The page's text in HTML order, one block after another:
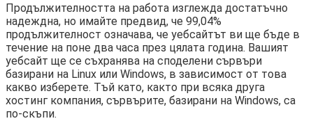
Продължителността на работа изглежда достатъчно
надеждна, но имайте предвид, че 99,04%
продължителност означава, че уебсайтът ви ще бъде в
течение на поне два часа през цялата година. Вашият
уебсайт ще се съхранява на споделени сървъри
базирани на Linux или Windows, в зависимост от това
какво изберете. Тъй като, както при всяка друга
хостинг компания, сървърите, базирани на Windows, са
по-скъпи.